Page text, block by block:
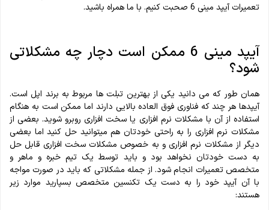
تعمیرات آیپد مینی 6 صحبت کنیم. با ما همراه باشید.
آیپد مینی 6 ممکن است دچار چه مشکلاتی
شود؟
همان طور که می دانید یکی از بهترین تبلت ها مربوط به برند اپل است.
آیپدها هر چند که فناوری فوق العاده بالایی دارند اما ممکن است به هنگام
استفاده از آن با مشکلات نرم افزاری یا سخت افزاری روبرو شوید. بعضی از
مشکلات نرم افزاری را به راحتی خودتان هم میتوانید حل کنید اما بعضی
دیگر از مشکلات نرم افزاری و به خصوص مشکلات سخت افزاری قابل حل
به دست خودتان نخواهد بود و باید توسط یک تیم خبره و ماهر و
متخصص تعمیرات انجام شود. از جمله مشکلاتی که باید در صورت مواجه
با آن آیپد خود را به دست یک تکنسین متخصص بسپارید موارد زیر
هستند: